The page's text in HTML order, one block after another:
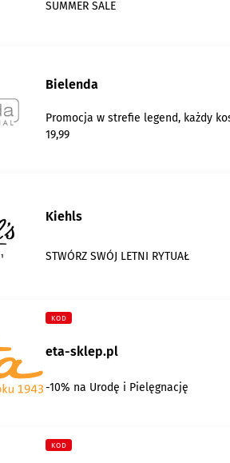
SUMMER SALE
Bielenda
Promocja w strefie legend, każdy
19,99
Kiehls
STWÓRZ SWÓJ LETNI RYTUAŁ
KOD
eta-sklep.pl
-10% na Urodę i Pielęgnację
KOD